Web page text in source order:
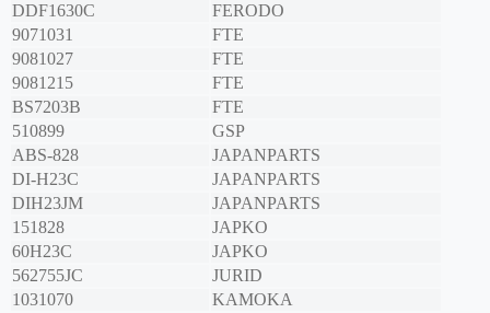
DDF1630C
FERODO
9071031
FTE
9081027
FTE
9081215
FTE
BS7203B
FTE
510899
GSP
ABS-828
JAPANPARTS
DI-H23C
JAPANPARTS
DIH23JM
JAPANPARTS
151828
JAPKO
60H23C
JAPKO
562755JC
JURID
1031070
KAMOKA